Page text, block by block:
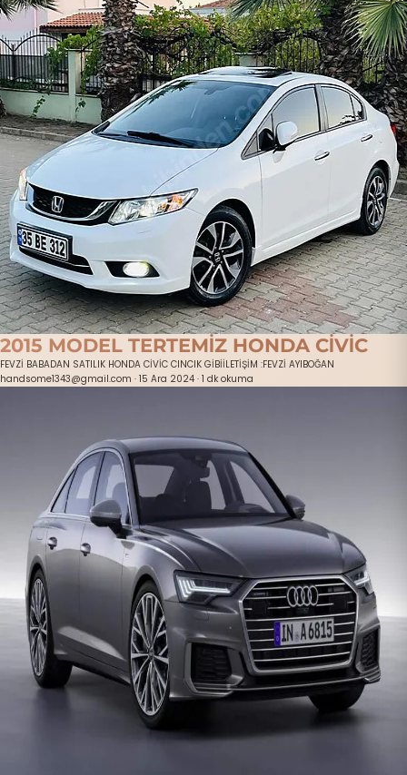
2015 MODEL TERTEMİZ HONDA CİVİC
FEVZİ BABADAN SATILIK HONDA CİVİC CINCIK GİBİİLETİŞİM :FEVZİ AYIBOĞAN
handsome1343@gmail.com · 15 Ara 2024 · 1 dk okuma